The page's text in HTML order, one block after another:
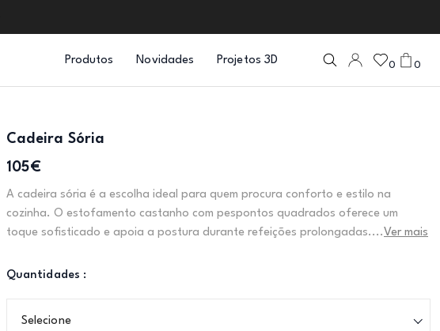
Produtos Novidades Projetos 3D 0 0
Cadeira Sória
105€
A cadeira sória é a escolha ideal para quem procura conforto e estilo na
cozinha. O estofamento castanho com pespontos quadrados oferece um
toque sofisticado e apoia a postura durante refeições prolongadas.... Ver mais
Quantidades :
Selecione